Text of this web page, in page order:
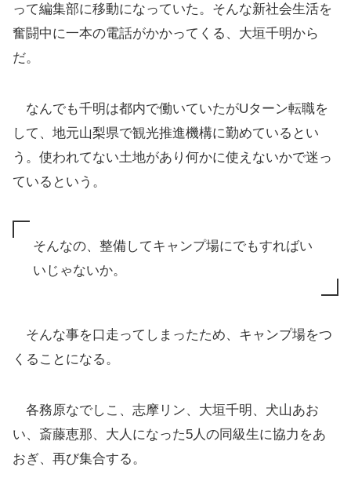
って編集部に移動になっていた。そんな新社会生活を
奮闘中に一本の電話がかかってくる、大垣千明から
だ。
なんでも千明は都内で働いていたがUターン転職を
して、地元山梨県で観光推進機構に勤めているとい
う。使われてない土地があり何かに使えないかで迷っ
ているという。
そんなの、整備してキャンプ場にでもすればい
いじゃないか。
そんな事を口走ってしまったため、キャンプ場をつ
くることになる。
各務原なでしこ、志摩リン、大垣千明、犬山あお
い、斎藤恵那、大人になった5人の同級生に協力をあ
おぎ、再び集合する。